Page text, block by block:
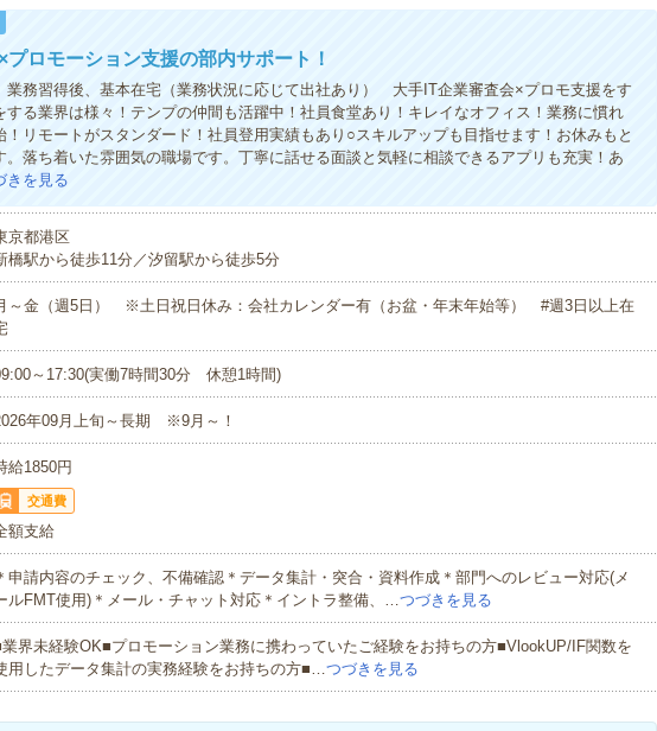
プロモーション支援の部内サポート！
業務習得後、基本在宅（業務状況に応じて出社あり） 大手IT企業審査会×プロモ支援をす
する業界は様々！テンプの仲間も活躍中！社員食堂あり！キレイなオフィス！業務に慣れ
！リモートがスタンダード！社員登用実績もあり○スキルアップも目指せます！お休みもと
。落ち着いた雰囲気の職場です。丁寧に話せる面談と気軽に相談できるアプリも充実！あ
きを見る
京都港区
橋駅から徒歩11分／汐留駅から徒歩5分
～金（週5日） ※土日祝日休み：会社カレンダー有（お盆・年末年始等） #週3日以上在
～17:30(実働7時間30分 休憩1時間)
年09月上旬～長期 ※9月～！
給1850円
交通費
額支給
申請内容のチェック、不備確認＊データ集計・突合・資料作成＊部門へのレビュー対応(メ
ルFMT使用)＊メール・チャット対応＊イントラ整備、…つづきを見る
界未経験OK■プロモーション業務に携わっていたご経験をお持ちの方■VlookUP/IF関数を
用したデータ集計の実務経験をお持ちの方■…つづきを見る